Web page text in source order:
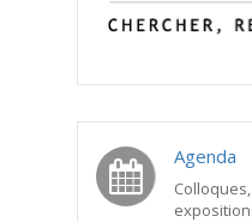
Agenda